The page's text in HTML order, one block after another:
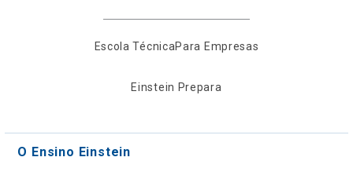
Escola TécnicaPara Empresas
Einstein Prepara
O Ensino Einstein